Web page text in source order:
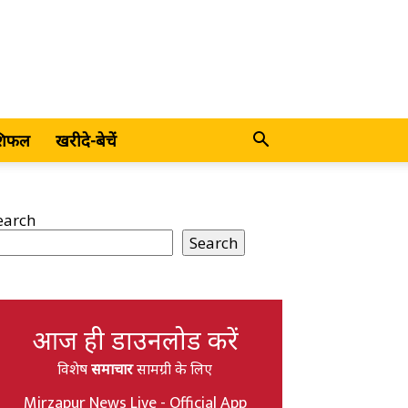
खरीदे-बेचें
Search
आज ही डाउनलोड करें
विशेषसमाचारसामग्री के लिए